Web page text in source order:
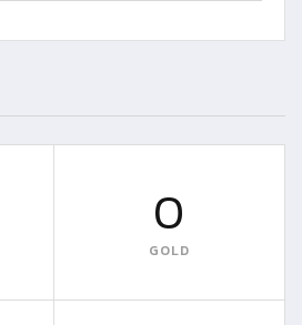
0
GOLD